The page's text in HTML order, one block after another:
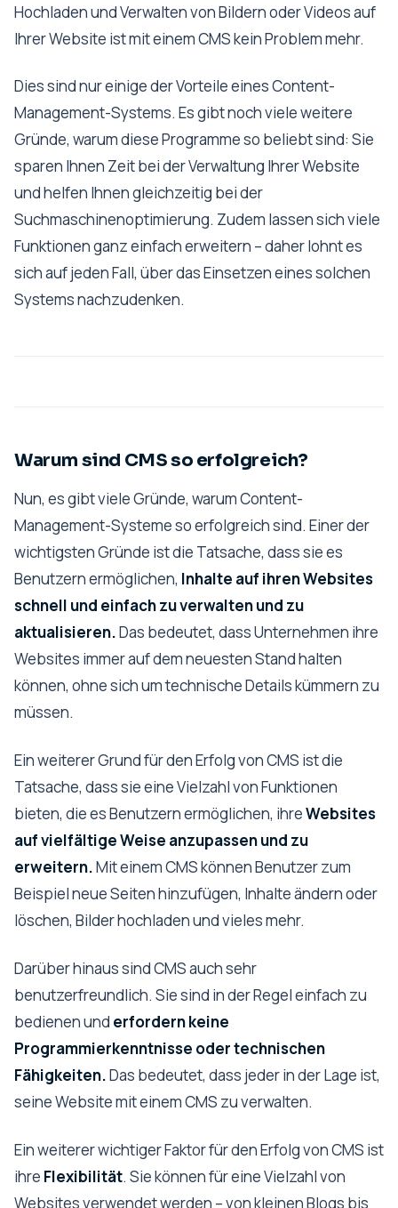
Hochladen und Verwalten von Bildern oder Videos auf
Ihrer Website ist mit einem CMS kein Problem mehr.
Dies sind nur einige der Vorteile eines Content-
Management-Systems. Es gibt noch viele weitere
Gründe, warum diese Programme so beliebt sind: Sie
sparen Ihnen Zeit bei der Verwaltung Ihrer Website
und helfen Ihnen gleichzeitig bei der
Suchmaschinenoptimierung. Zudem lassen sich viele
Funktionen ganz einfach erweitern – daher lohnt es
sich auf jeden Fall, über das Einsetzen eines solchen
Systems nachzudenken.
Warum sind CMS so erfolgreich?
Nun, es gibt viele Gründe, warum Content-
Management-Systeme so erfolgreich sind. Einer der
wichtigsten Gründe ist die Tatsache, dass sie es
Benutzern ermöglichen, Inhalte auf ihren Websites
schnell und einfach zu verwalten und zu
aktualisieren.Das bedeutet, dass Unternehmen ihre
Websites immer auf dem neuesten Stand halten
können, ohne sich um technische Details kümmern zu
müssen.
Ein weiterer Grund für den Erfolg von CMS ist die
Tatsache, dass sie eine Vielzahl von Funktionen
bieten, die es Benutzern ermöglichen, ihreWebsites
auf vielfältige Weise anzupassen und zu
erweitern.Mit einem CMS können Benutzer zum
Beispiel neue Seiten hinzufügen, Inhalte ändern oder
löschen, Bilder hochladen und vieles mehr.
Darüber hinaus sind CMS auch sehr
benutzerfreundlich. Sie sind in der Regel einfach zu
bedienen und erfordern keine
Programmierkenntnisse oder technischen
Fähigkeiten.Das bedeutet, dass jeder in der Lage ist,
seine Website mit einem CMS zu verwalten.
Ein weiterer wichtiger Faktor für den Erfolg von CMS ist
ihre Flexibilität. Sie können für eine Vielzahl von
Websites verwendet werden – von kleinen Blogs bis